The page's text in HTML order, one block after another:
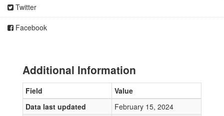
Twitter
Facebook
Additional Information
Field
Value
Data last updated
February 15, 2024